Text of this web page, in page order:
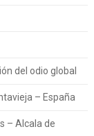
del odio global
– España
– Alcala de